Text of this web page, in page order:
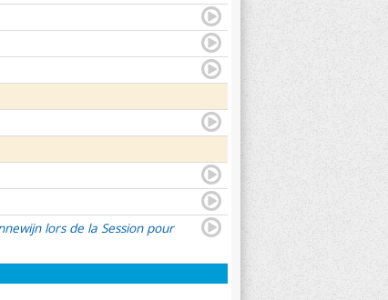
lors de la Session pour